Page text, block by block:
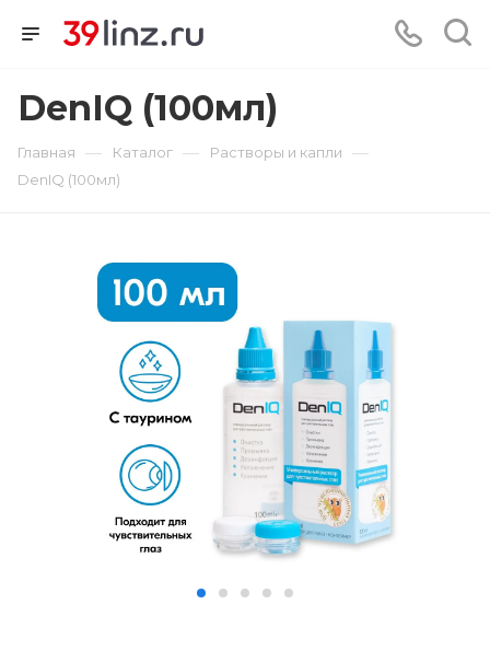
DenIQ (100мл)
Главная — Каталог — Растворы и капли —
DenIQ (100мл)